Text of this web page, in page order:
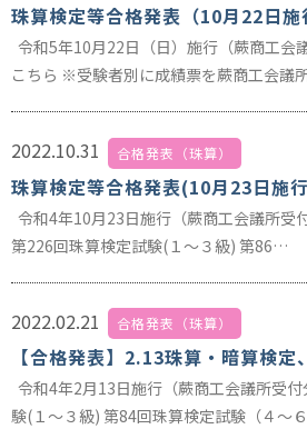
珠算検定等合格発表（10月22日施
令和5年10月22日（日）施行（蕨商工会
こちら ※受験者別に成績票を蕨商工会議
2022.10.31 合格発表（珠算）
珠算検定等合格発表(10月23日施
令和4年10月23日施行（蕨商工会議所受
第226回珠算検定試験(１～３級) 第86…
2022.02.21 合格発表（珠算）
【合格発表】2.13珠算・暗算検定
令和4年2月13日施行（蕨商工会議所受
験(１～３級) 第84回珠算検定試験（４～